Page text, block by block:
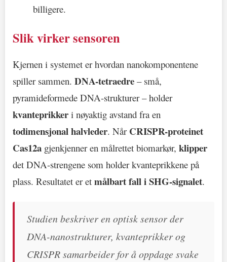
billigere.
Slik virker sensoren
Kjernen i systemet er hvordan nanokomponentene
spiller sammen. DNA-tetraedre – små,
pyramideformede DNA-strukturer – holder
kvanteprikker i nøyaktig avstand fra en
todimensjonal halvleder. Når CRISPR-proteinet
Cas12a gjenkjenner en målrettet biomarkør, klipper
det DNA-strengene som holder kvanteprikkene på
plass. Resultatet er et målbart fall i SHG-signalet.
Studien beskriver en optisk sensor der
DNA-nanostrukturer, kvanteprikker og
CRISPR samarbeider for å oppdage svake